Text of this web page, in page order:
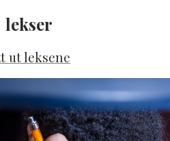
lekser
ut leksene